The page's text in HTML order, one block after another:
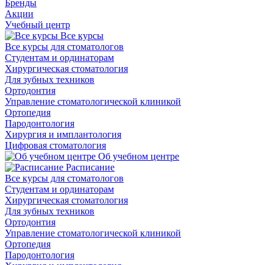
Бренды
Акции
Учебный центр
Все курсы
Все курсы для стоматологов
Студентам и ординаторам
Хирургическая стоматология
Для зубных техников
Ортодонтия
Управление стоматологической клиникой
Ортопедия
Пародонтология
Хирургия и имплантология
Цифровая стоматология
Об учебном центре
Расписание
Все курсы для стоматологов
Студентам и ординаторам
Хирургическая стоматология
Для зубных техников
Ортодонтия
Управление стоматологической клиникой
Ортопедия
Пародонтология